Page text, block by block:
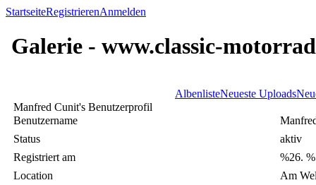
StartseiteRegistrierenAnmelden
Galerie - www.classic-
AlbenlisteNeueste Uploads
Manfred Cunit's Benutzerprofil
Benutzername
Status
aktiv
Registriert am
%26.
Location
Am